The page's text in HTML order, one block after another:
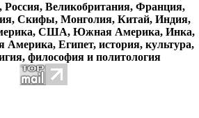
Россия, Великобритания, Франция,
Скифы, Монголия, Китай, Индия,
США, Южная Америка, Инка,
Америка, Египет, история, культура,
философия и политология